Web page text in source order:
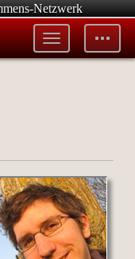
Netzwerk
Toggle
tools
Toggle
menu